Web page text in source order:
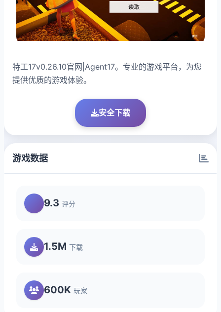
特工17v0.26.10官网|Agent17。专业的游戏平台，为您
提供优质的游戏体验。
安全下载
游戏数据
9.3 评分
1.5M 下载
600K 玩家